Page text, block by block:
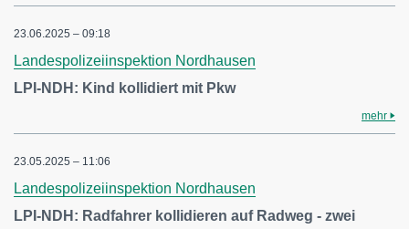
23.06.2025 – 09:18
Landespolizeiinspektion Nordhausen
LPI-NDH: Kind kollidiert mit Pkw
mehr
23.05.2025 – 11:06
Landespolizeiinspektion Nordhausen
LPI-NDH: Radfahrer kollidieren auf Radweg - zwei